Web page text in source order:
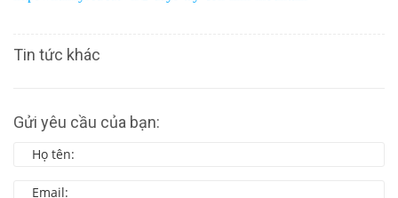
Tin tức khác
Gửi yêu cầu của bạn: